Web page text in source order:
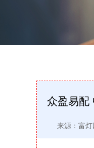
众盈易配
来源：富